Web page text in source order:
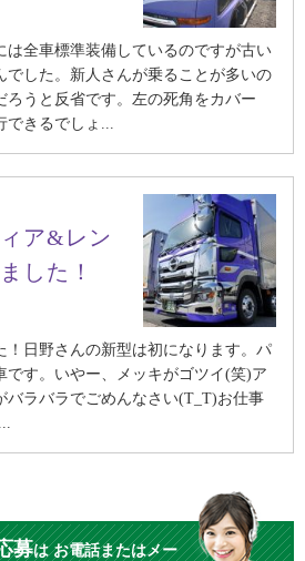
は全車標準装備しているのですが古い
でした。新人さんが乗ることが多いの
ろうと反省です。左の死角をカバー
できるでしょ...
ア&レン
した！
！日野さんの新型は初になります。パ
です。いやー、メッキがゴツイ(笑)ア
バラバラでごめんなさい(T_T)お仕事
募はお電話またはメー